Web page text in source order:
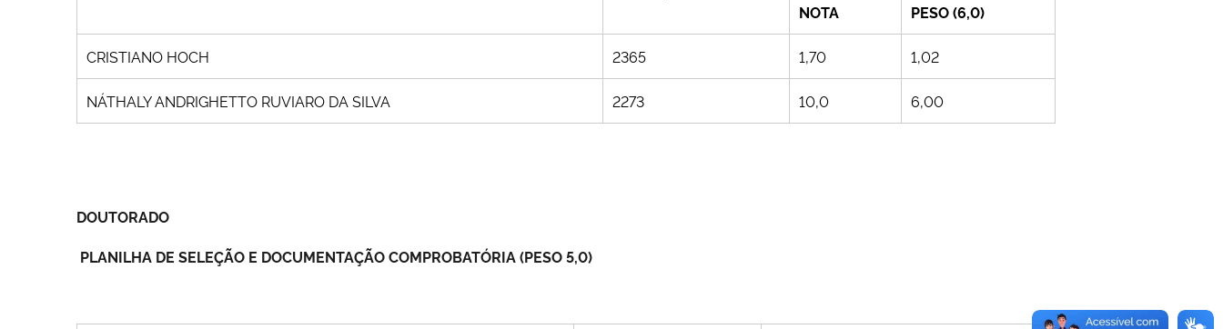
NOTA PESO (6,0)
CRISTIANO HOCH 2365 1,70 1,02
NÁTHALY ANDRIGHETTO RUVIARO DA SILVA 2273 10,0 6,00
DOUTORADO
PLANILHA DE SELEÇÃO E DOCUMENTAÇÃO COMPROBATÓRIA (PESO 5,0)